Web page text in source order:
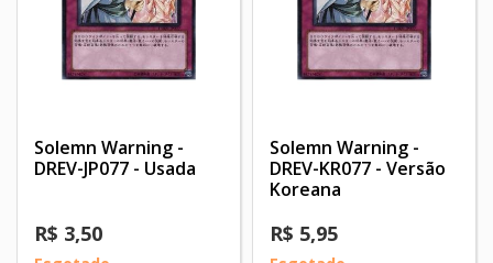
Solemn Warning -
DREV-JP077 - Usada
R$ 3,50
Solemn Warning -
DREV-KR077 - Versão
Koreana
R$ 5,95